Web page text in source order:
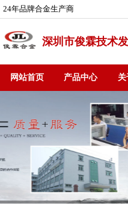
24年品牌合金生产商
深圳市俊霖技术
网站首页 产品中心 关